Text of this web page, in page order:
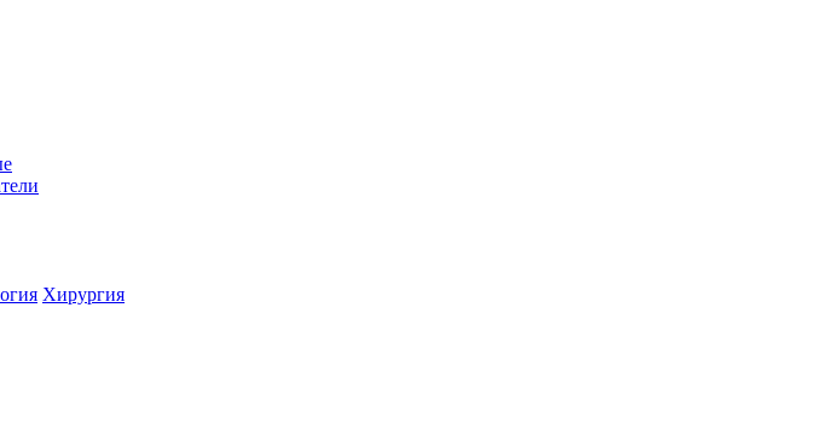
Хирургия